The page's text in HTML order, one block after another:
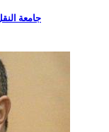
جامعة النقل: